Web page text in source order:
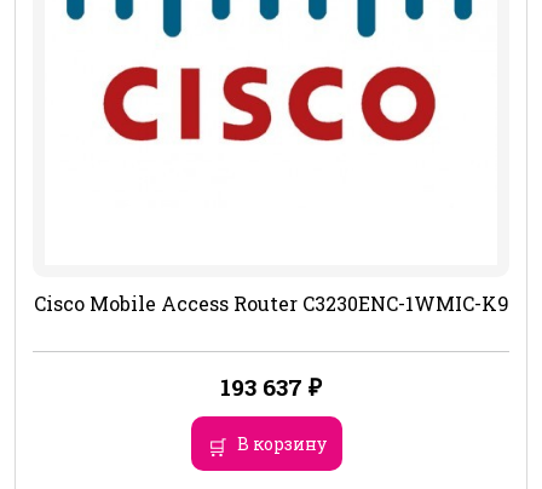
Cisco Mobile Access Router C3230ENC-1WMIC-K9
193 637 ₽
В корзину